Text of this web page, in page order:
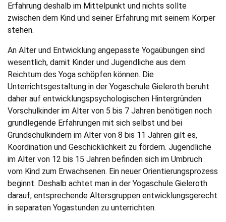
Erfahrung deshalb im Mittelpunkt und nichts sollte
zwischen dem Kind und seiner Erfahrung mit seinem Körper
stehen.
An Alter und Entwicklung angepasste Yogaübungen sind
wesentlich, damit Kinder und Jugendliche aus dem
Reichtum des Yoga schöpfen können. Die
Unterrichtsgestaltung in der Yogaschule Gieleroth beruht
daher auf entwicklungspsychologischen Hintergründen:
Vorschulkinder im Alter von 5 bis 7 Jahren benötigen noch
grundlegende Erfahrungen mit sich selbst und bei
Grundschulkindern im Alter von 8 bis 11 Jahren gilt es,
Koordination und Geschicklichkeit zu fördern. Jugendliche
im Alter von 12 bis 15 Jahren befinden sich im Umbruch
vom Kind zum Erwachsenen. Ein neuer Orientierungsprozess
beginnt. Deshalb achtet man in der Yogaschule Gieleroth
darauf, entsprechende Altersgruppen entwicklungsgerecht
in separaten Yogastunden zu unterrichten.